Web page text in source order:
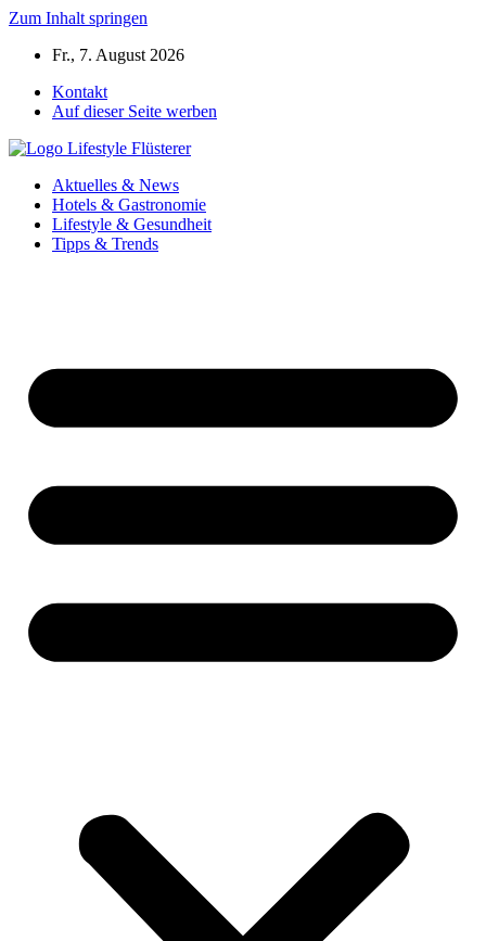
Zum Inhalt springen
Fr., 7. August 2026
Kontakt
Auf dieser Seite werben
Aktuelles & News
Hotels & Gastronomie
Lifestyle & Gesundheit
Tipps & Trends